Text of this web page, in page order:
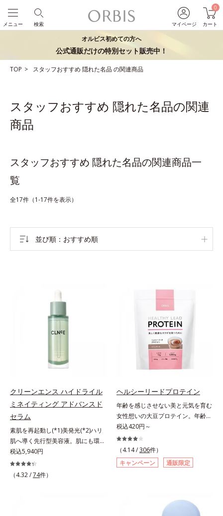
マイページ
0
カート
検索
メニュー
オルビス初めての方へ
公式通販だけの特別セット販売中！
TOP スタッフおすすめ 隠れた名品の関連商品
スタッフおすすめ 隠れた名品の関連
商品
スタッフおすすめ 隠れた名品の関連商品一
覧
全17件（1-17件を表示）
並び順 おすすめ順
クリーンエンス ハイドライル
ミネイティング アドバンスド
セラム
素肌を再起動し(*1)美発光(*2)ハリ
肌へ導く先行型美容液。肌にも環境
にも、いいことを——。
「CLEANENCE（クリーンエン
ス）」が目指すのは、まっさらな素
税込5,940円
（4.32 /74件）
ヘルシーリードプロテイン
年齢を感じさせない美と元気を育む
女性想いの大豆プロテイン。年齢を
感じさせない美と元気を育む、女性
想いの大豆プロテインです。1杯で
不足しがちなたんぱく質を補えま
す。大人女性の食習慣に基づき質と
量を考え、更年世代の女性に人気の
採用しました。吸収が穏やかで、腹
持ちがいいのもポイントです。体を
税込420円～
（4.14 /306件）
キャンペーン
通販限定